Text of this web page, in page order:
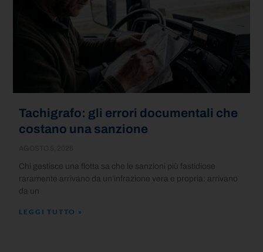
Tachigrafo: gli errori documentali che
costano una sanzione
Chi gestisce una flotta sa che le sanzioni più fastidiose
raramente arrivano da un’infrazione vera e propria: arrivano
da un
LEGGI TUTTO »